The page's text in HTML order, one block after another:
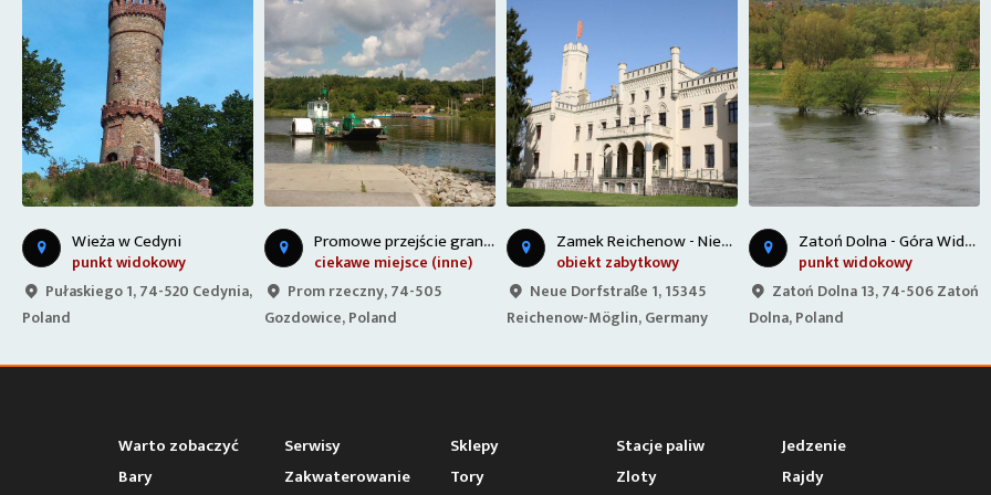
ciekawe miejsce (inne)
Prom rzeczny, 74-505
Gozdowice, Poland
Z
amek Reichenow - Niemcy
obiekt zabytkowy
Neue Dorfstraße 1, 15345
Reichenow-Möglin, Germany
Z
atoń Dolna - Góra Widokowa
punkt widokowy
Zatoń Dolna 13, 74-506 Zatoń
Dolna, Poland
Zakręty Oderberg
zakręty
Ernst-Thälmann-Straße 30,
16248 Liepe, Germany
Warto zobaczyć Serwisy Sklepy Stacje paliw
Jedzenie
Bary
Zakwaterowanie Tory Zloty
Rajdy